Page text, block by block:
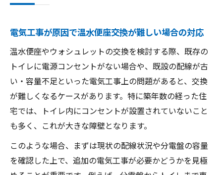
電気工事が原因で温水便座交換が難しい場合の対応
温水便座やウォシュレットの交換を検討する際、既存の
トイレに電源コンセントがない場合や、既設の配線が古
い・容量不足といった電気工事上の問題があると、交換
が難しくなるケースがあります。特に築年数の経った住
宅では、トイレ内にコンセントが設置されていないこと
も多く、これが大きな障壁となります。
このような場合、まずは現状の配線状況や分電盤の容量
を確認した上で、追加の電気工事が必要かどうかを見極